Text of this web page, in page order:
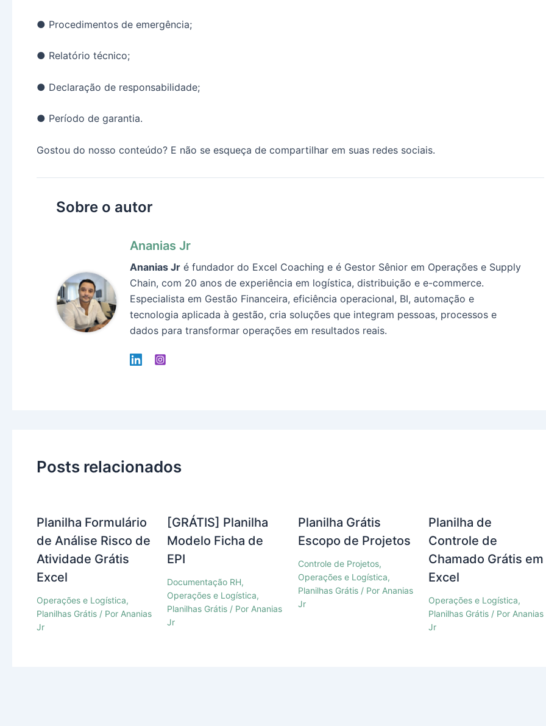
● Procedimentos de emergência;
● Relatório técnico;
● Declaração de responsabilidade;
● Período de garantia.
Gostou do nosso conteúdo? E não se esqueça de compartilhar em suas redes sociais.
Sobre o autor
Ananias Jr
Ananias Jr é fundador do Excel Coaching e é Gestor Sênior em Operações e Supply
Chain, com 20 anos de experiência em logística, distribuição e e-commerce.
Especialista em Gestão Financeira, eficiência operacional, BI, automação e
tecnologia aplicada à gestão, cria soluções que integram pessoas, processos e
dados para transformar operações em resultados reais.
Posts relacionados
Planilha Formulário
de Análise Risco de
Atividade Grátis
Excel
Operações e Logística,
Planilhas Grátis / Por Ananias
Jr
[GRÁTIS] Planilha
Modelo Ficha de
EPI
Documentação RH,
Operações e Logística,
Planilhas Grátis / Por Ananias
Jr
Planilha Grátis
Escopo de Projetos
Controle de Projetos,
Operações e Logística,
Planilhas Grátis/ Por Ananias
Jr
Planilha de
Controle de
Chamado Grátis em
Excel
Operações e Logística,
Planilhas Grátis / Por Ananias
Jr